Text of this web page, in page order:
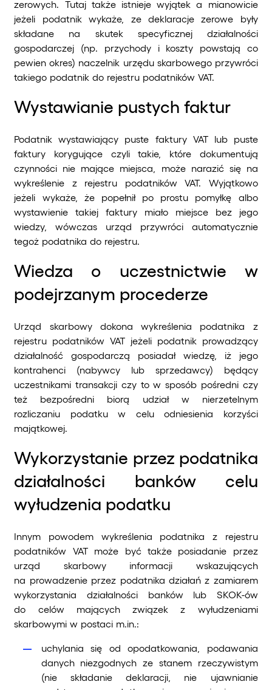
zerowych. Tutaj także istnieje wyjątek a mianowicie
jeżeli podatnik wykaże, ze deklaracje zerowe były
składane na skutek specyficznej działalności
gospodarczej (np. przychody i koszty powstają co
pewien okres) naczelnik urzędu skarbowego przywróci
takiego podatnik do rejestru podatników VAT.
Wystawianie pustych faktur
Podatnik wystawiający puste faktury VAT lub puste
faktury korygujące czyli takie, które dokumentują
czynności nie mające miejsca, może narazić się na
wykreślenie z rejestru podatników VAT. Wyjątkowo
jeżeli wykaże, że popełnił po prostu pomyłkę albo
wystawienie takiej faktury miało miejsce bez jego
wiedzy, wówczas urząd przywróci automatycznie
tegoż podatnika do rejestru.
Wiedza o uczestnictwie w
podejrzanym procederze
Urząd skarbowy dokona wykreślenia podatnika z
rejestru podatników VAT jeżeli podatnik prowadzący
działalność gospodarczą posiadał wiedzę, iż jego
kontrahenci (nabywcy lub sprzedawcy) będący
uczestnikami transakcji czy to w sposób pośredni czy
też bezpośredni biorą udział w nierzetelnym
rozliczaniu podatku w celu odniesienia korzyści
majątkowej.
Wykorzystanie przez podatnika
działalności banków celu
wyłudzenia podatku
Innym powodem wykreślenia podatnika z rejestru
podatników VAT może być także posiadanie przez
urząd skarbowy informacji wskazujących
na prowadzenie przez podatnika działań z zamiarem
wykorzystania działalności banków lub SKOK-ów
do celów mających związek z wyłudzeniami
skarbowymi w postaci m.in.:
uchylania się od opodatkowania, podawania
danych niezgodnych ze stanem rzeczywistym
(nie składanie deklaracji, nie ujawnianie